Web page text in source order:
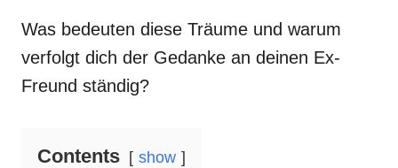
Was bedeuten diese Träume und warum
verfolgt dich der Gedanke an deinen Ex-
Freund ständig?
Contents show